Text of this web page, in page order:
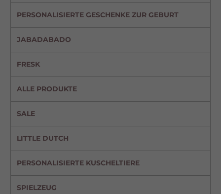
PERSONALISIERTE GESCHENKE ZUR GEBURT
JABADABADO
FRESK
ALLE PRODUKTE
SALE
LITTLE DUTCH
PERSONALISIERTE KUSCHELTIERE
SPIELZEUG